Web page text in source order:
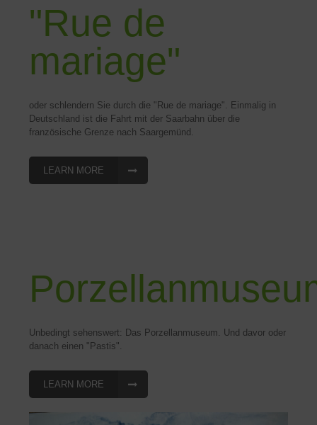
"Rue de
mariage"
oder schlendern Sie durch die "Rue de mariage". Einmalig in
Deutschland ist die Fahrt mit der Saarbahn über die
französische Grenze nach Saargemünd.
LEARN MORE
Unbedingt sehenswert: Das Porzellanmuseum. Und davor oder
danach einen "Pastis".
LEARN MORE